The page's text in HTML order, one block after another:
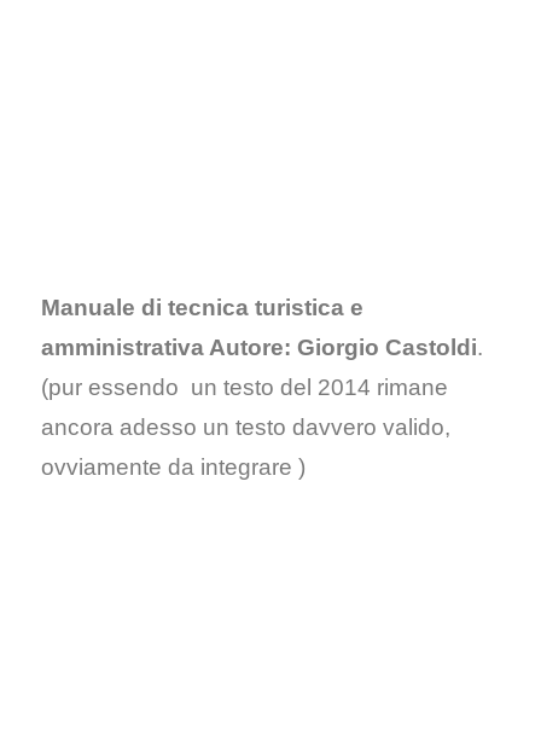
Manuale di tecnica turistica e
amministrativa Autore: Giorgio Castoldi.
(pur essendo un testo del 2014 rimane
ancora adesso un testo davvero valido,
ovviamente da integrare )